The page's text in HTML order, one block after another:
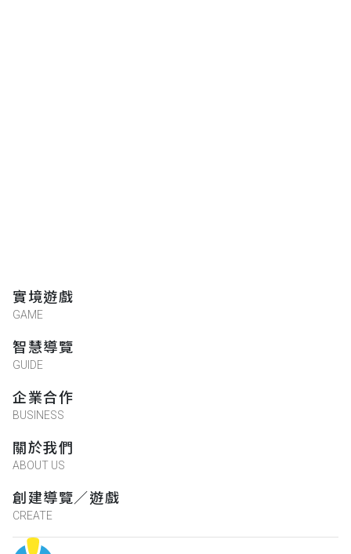
實境遊戲
GAME
智慧導覽
GUIDE
企業合作
BUSINESS
關於我們
ABOUT US
創建導覽／遊戲
CREATE